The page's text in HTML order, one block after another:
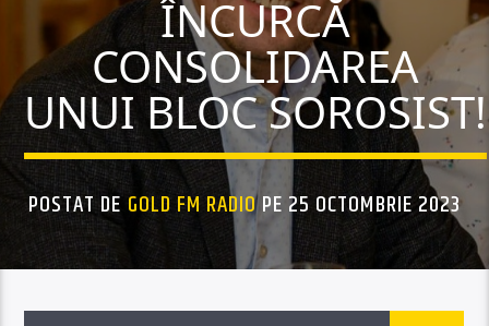
ÎNCURCĂ
CONSOLIDAREA
UNUI BLOC SOROSIST!
POSTAT DE GOLD FM RADIOPE 25 OCTOMBRIE 2023